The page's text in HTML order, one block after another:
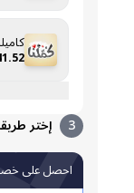
كاميلنا 365 يومًا
إختر طريقة
احصل على خصومات